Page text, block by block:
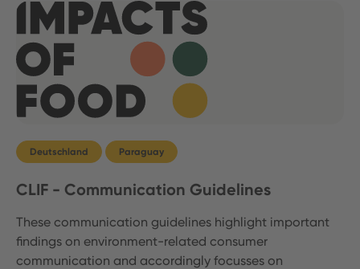
Deutschland Paraguay
CLIF - Communication Guidelines
These communication guidelines highlight important
findings on environment-related consumer
communication and accordingly focusses on